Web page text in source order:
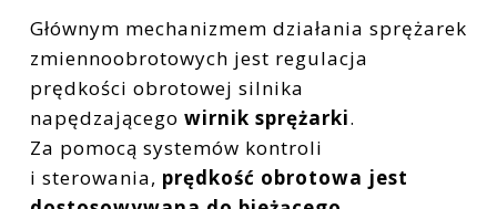
Głównym mechanizmem działania sprężarek
zmiennoobrotowych jest regulacja
prędkości obrotowej silnika
napędzającego wirnik sprężarki.
Za pomocą systemów kontroli
i sterowania, prędkość obrotowa jest